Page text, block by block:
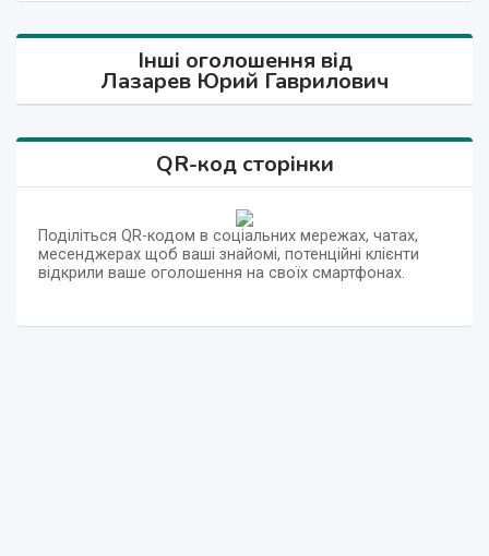
Інші оголошення від
Лазарев Юрий Гаврилович
QR-код сторінки
Поділіться QR-кодом в соціальних мережах, чатах,
месенджерах щоб ваші знайомі, потенційні клієнти
відкрили ваше оголошення на своїх смартфонах.